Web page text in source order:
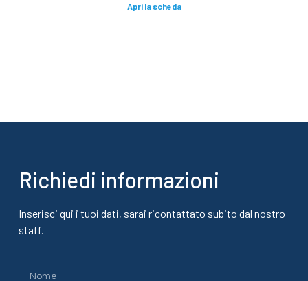
Apri la scheda
Richiedi informazioni
Inserisci qui i tuoi dati, sarai ricontattato subito dal nostro
staff.